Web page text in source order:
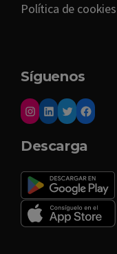
Política de cookies
Síguenos
Descarga